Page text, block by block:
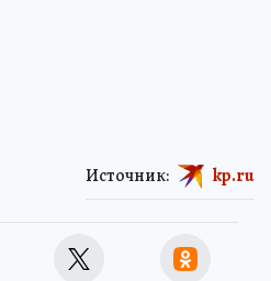
Источник: kp.ru